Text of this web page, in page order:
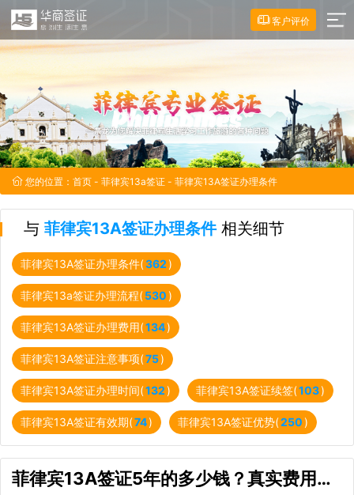
客户评价
您的位置： 首页 - 菲律宾13a签证 - 菲律宾13A签证办理条件
与 菲律宾13A签证办理条件相关细节
菲律宾13A签证办理条件(362)
菲律宾13a签证办理流程(530)
菲律宾13A签证办理费用(134)
菲律宾13A签证注意事项(75)
菲律宾13A签证办理时间(132) 菲律宾13A签证续签(103)
菲律宾13A签证有效期(74) 菲律宾13A签证优势(250)
菲律宾13A签证5年的多少钱？真实费用拆解与避坑指南